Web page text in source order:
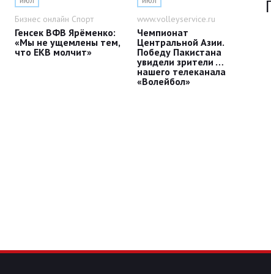
Бизнес онлайн Спорт
Генсек ВФВ Ярёменко:
«Мы не ущемлены тем,
что ЕКВ молчит»
www.volleyservice.ru
Чемпионат
Центральной Азии.
Победу Пакистана
увидели зрители …
нашего телеканала
«Волейбол»